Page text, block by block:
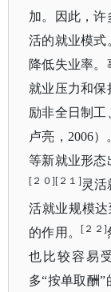
加。
因此，许
活的就业模式
降低失业率。
就业压力和
励非全日制工
卢亮，2006
等新就业形态
[２０][２１]灵活
活就业规模达
的作用。[２２]
也比较容易
多“按单取酬